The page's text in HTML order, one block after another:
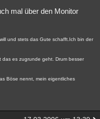
mal über den Monitor
und stets das Gute schafft.Ich bin der
es zugrunde geht. Drum besser
Böse nennt, mein eigentliches